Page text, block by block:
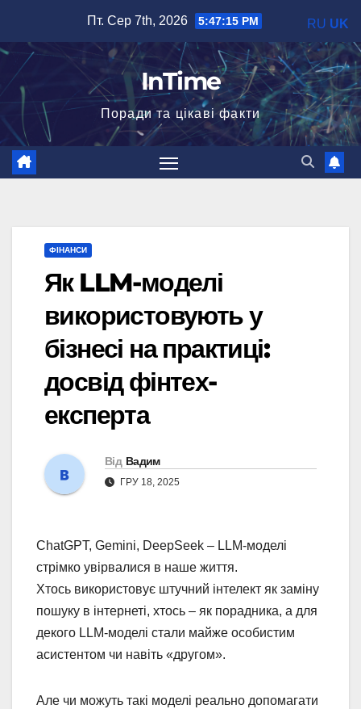
вмісту
Пт. Сер 7th, 2026 5:47:16 PM
InTime
Поради та цікаві факти
ФІНАНСИ
Як LLM-моделі
використовують у
бізнесі на практиці:
досвід фінтех-
експерта
Від Вадим
ГРУ 18, 2025
ChatGPT, Gemini, DeepSeek – LLM-моделі
стрімко увірвалися в наше життя.
Хтось використовує штучний інтелект як заміну
пошуку в інтернеті, хтось – як порадника, а для
декого LLM-моделі стали майже особистим
асистентом чи навіть «другом».
Але чи можуть такі моделі реально допомагати
RU UK